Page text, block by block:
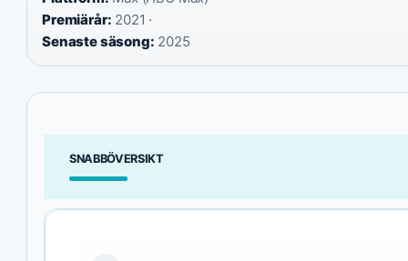
Premiärår: 2021 ·
Senaste säsong: 2025
SNABBÖVERSIKT